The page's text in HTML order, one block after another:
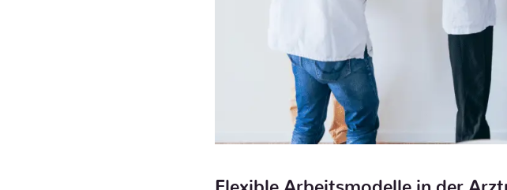
Flexible Arbeitsmodelle in der